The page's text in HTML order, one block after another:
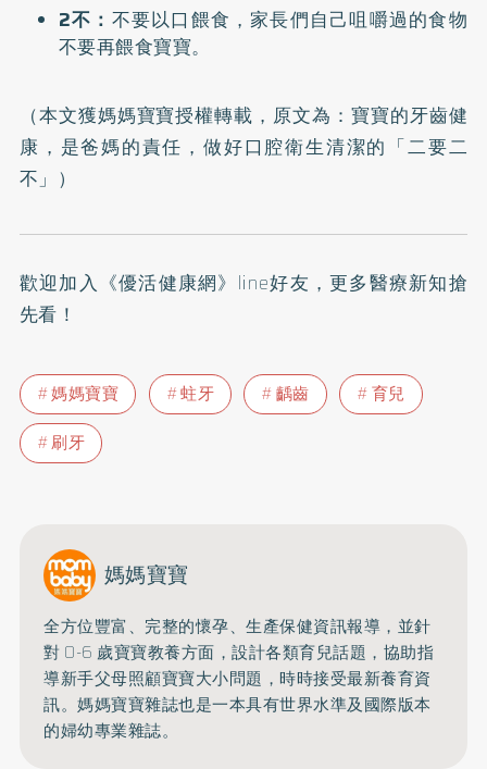
2不： 不要以口餵食，家長們自己咀嚼過的食物
不要再餵食寶寶。
（本文獲媽媽寶寶授權轉載，原文為： 寶寶的牙齒健
康，是爸媽的責任，做好口腔衛生清潔的「二要二
不」 ）
歡迎加入 《優活健康網》line好友 ，更多醫療新知搶
先看！
媽媽寶寶 蛀牙 齲齒
育兒
刷牙
媽媽寶寶
全方位豐富、完整的懷孕、生產保健資訊報導，並針
對 0-6 歲寶寶教養方面，設計各類育兒話題，協助指
導新手父母照顧寶寶大小問題，時時接受最新養育資
訊。媽媽寶寶雜誌也是一本具有世界水準及國際版本
的婦幼專業雜誌。